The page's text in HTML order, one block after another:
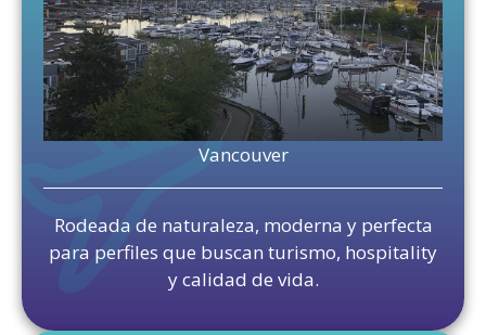
Vancouver
Rodeada de naturaleza, moderna y perfecta
para perfiles que buscan turismo, hospitality
y calidad de vida.